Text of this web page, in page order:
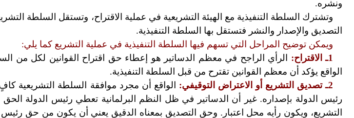
ونشره.
وتشترك السلطة التنفيذية مع الهيئة التشريعية في عملية الاقتراح، وتستقل السلطة
التصديق والإصدار والنشر فتستقل بها السلطة التنفيذية.
ويمكن توضيح المراحل التي تسهم فيها السلطة التنفيذية في عملية التشريع كما يلي:
1ـ الاقتراح:
الرأي الراجح في معظم الدساتير هو إعطاء حق اقتراح القوانين لكل من
الواقع يؤكد أن معظم القوانين تقترح من قبل السلطة التنفيذية.
2ـ تصديق التشريع أو الاعتراض التوقيفي:
الواقع أن مجرد موافقة السلطة التشريعية
رئيس الدولة بإصداره. غير أن الدساتير في ظل النظم البرلمانية تعطي رئيس الدولة
التشريع، ويكون رأيه محل اعتبار. وحق التصديق بمعناه الدقيق يعني أن يكون من حق رئيس